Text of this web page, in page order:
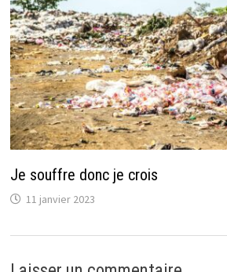
Je souffre donc je crois
11 janvier 2023